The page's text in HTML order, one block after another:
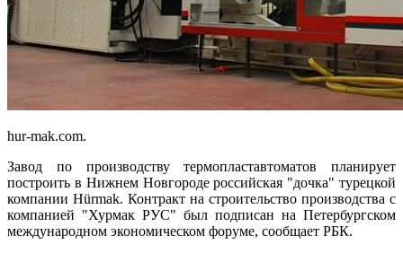
hur-mak.com.
Завод по производству термопластавтоматов планирует
построить в Нижнем Новгороде российская "дочка" турецкой
компании Hürmak. Контракт на строительство производства с
компанией "Хурмак РУС" был подписан на Петербургском
международном экономическом форуме, сообщает РБК.